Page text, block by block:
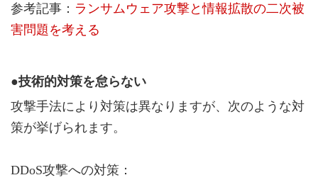
参考記事： ランサムウェア攻撃と情報拡散の二次被
害問題を考える
●技術的対策を怠らない
攻撃手法により対策は異なりますが、次のような対
策が挙げられます。
DDoS攻撃への対策：